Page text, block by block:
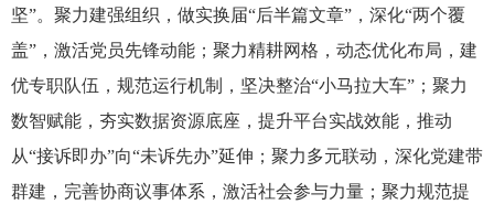
坚”。聚力建强组织，做实换届“后半篇文章”，深化“两个覆
盖”，激活党员先锋动能；聚力精耕网格，动态优化布局，建
优专职队伍，规范运行机制，坚决整治“小马拉大车”；聚力
数智赋能，夯实数据资源底座，提升平台实战效能，推动
从“接诉即办”向“未诉先办”延伸；聚力多元联动，深化党建带
群建，完善协商议事体系，激活社会参与力量；聚力规范提